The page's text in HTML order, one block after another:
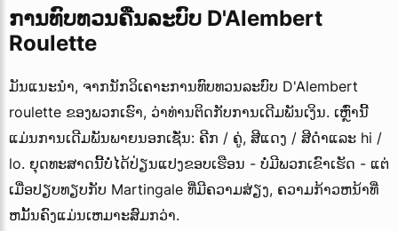
ການທົບທວນຄືນລະບົບ D'Alembert
Roulette
ມັນແນະນໍາ, ຈາກນັກວິເຄາະການທົບທວນລະບົບ D'Alembert
roulette ຂອງພວກເຮົາ, ວ່າທ່ານຕິດກັບການເດີມພັນເງິນ. ເຫຼົ່ານີ້
ແມ່ນການເດີມພັນພາຍນອກເຊັ່ນ: ຄີກ / ຄູ່, ສີແດງ / ສີດໍາແລະ hi /
lo. ຍຸດທະສາດນີ້ບໍ່ໄດ້ປ່ຽນແປງຂອບເຮືອນ - ບໍ່ມີພວກເຂົາເຮັດ - ແຕ່
ເມື່ອປຽບທຽບກັບ Martingale ທີ່ມີຄວາມສ່ຽງ, ຄວາມກ້າວຫນ້າທີ່
ຫມັ້ນຄົງແມ່ນເຫມາະສົມກວ່າ.